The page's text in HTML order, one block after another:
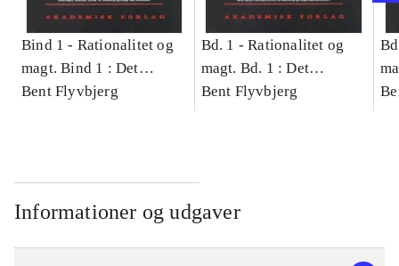
Bind 1 - Rationalitet og
magt. Bind 1 : Det
konkretes videnskab
Bent Flyvbjerg
Bd. 1 -Rationalitet og
magt. Bd. 1 : Det
konkretes videnskab
Bent Flyvbjerg
Informationer og udgaver